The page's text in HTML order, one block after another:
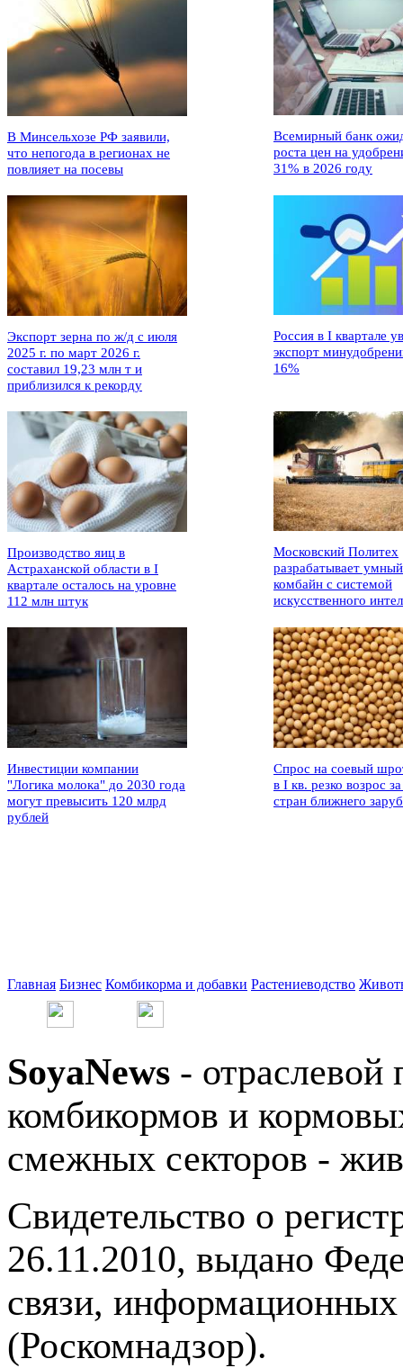
В Минсельхозе РФ заявили,
что непогода в регионах не
повлияет на посевы
Всемирный банк
роста цен на
31% в 2026 году
Экспорт зерна по ж/д с июля
2025 г. по март 2026 г.
составил 19,23 млн т и
приблизился к рекорду
Россия в I квартале
экспорт
16%
Производство яиц в
Астраханской области в I
квартале осталось на уровне
112 млн штук
Московский Политех
разрабатывает умный
комбайн с системой
искусственного
Инвестиции компании
"Логика молока" до 2030 года
могут превысить 120 млрд
рублей
Спрос на соевый
в I кв. резко возрос
стран ближнего
Главная Бизнес Комбикорма и добавки Растениеводство
SoyaNews - отраслевой
комбикормов и
смежных секторов -
Свидетельство о
26.11.2010, выдано
связи,
(Роскомнадзор).